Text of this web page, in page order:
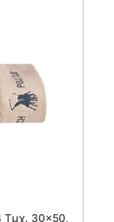
Τμχ. 30×50,